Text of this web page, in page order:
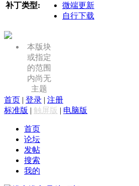
补丁类型:
微端更新
自行下载
本版块
或指定
的范围
内尚无
主题
首页 | 登录 | 注册
标准版 | 触屏版 | 电脑版
首页
论坛
发帖
搜索
我的